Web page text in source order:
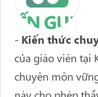
- Kiến thức
của giáo viên tại
chuyên môn